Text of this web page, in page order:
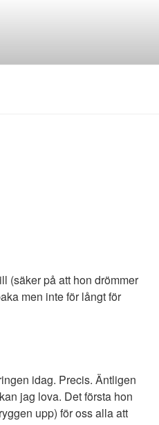
(säker på att hon drömmer
men inte för långt för
idag. Precis. Äntligen
jag lova. Det första hon
upp) för oss alla att